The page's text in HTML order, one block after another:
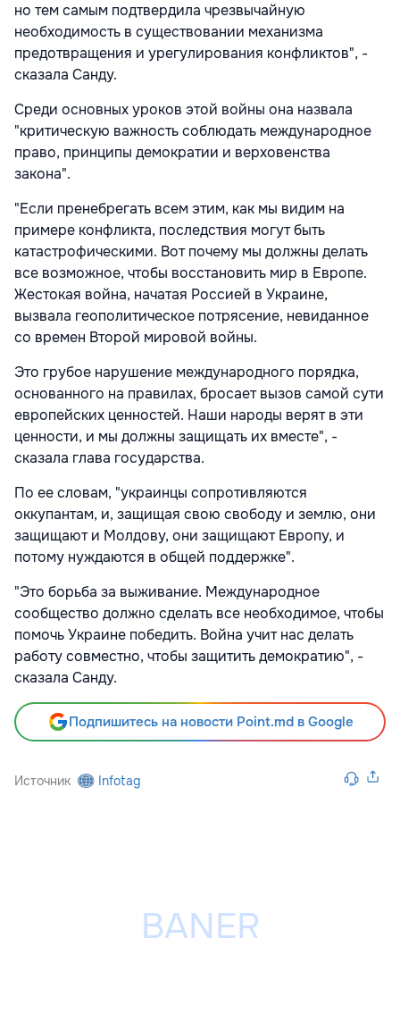
но тем самым подтвердила чрезвычайную
необходимость в существовании механизма
предотвращения и урегулирования конфликтов", -
сказала Санду.
Среди основных уроков этой войны она назвала
"критическую важность соблюдать международное
право, принципы демократии и верховенства
закона".
"Если пренебрегать всем этим, как мы видим на
примере конфликта, последствия могут быть
катастрофическими. Вот почему мы должны делать
все возможное, чтобы восстановить мир в Европе.
Жестокая война, начатая Россией в Украине,
вызвала геополитическое потрясение, невиданное
со времен Второй мировой войны.
Это грубое нарушение международного порядка,
основанного на правилах, бросает вызов самой сути
европейских ценностей. Наши народы верят в эти
ценности, и мы должны защищать их вместе", -
сказала глава государства.
По ее словам, "украинцы сопротивляются
оккупантам, и, защищая свою свободу и землю, они
защищают и Молдову, они защищают Европу, и
потому нуждаются в общей поддержке".
"Это борьба за выживание. Международное
сообщество должно сделать все необходимое, чтобы
помочь Украине победить. Война учит нас делать
работу совместно, чтобы защитить демократию", -
сказала Санду.
Подпишитесь на новости Point.md в Google
Источник Infotag